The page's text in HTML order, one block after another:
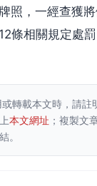
照，一經查獲
條相關規定處罰
或轉載本文時，請註
本文網址 ；複製文
。